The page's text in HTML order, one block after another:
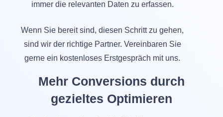
immer die relevanten Daten zu erfassen.
Wenn Sie bereit sind, diesen Schritt zu gehen,
sind wir der richtige Partner. Vereinbaren Sie
gerne ein kostenloses Erstgespräch mit uns.
Mehr Conversions durch
gezieltes Optimieren